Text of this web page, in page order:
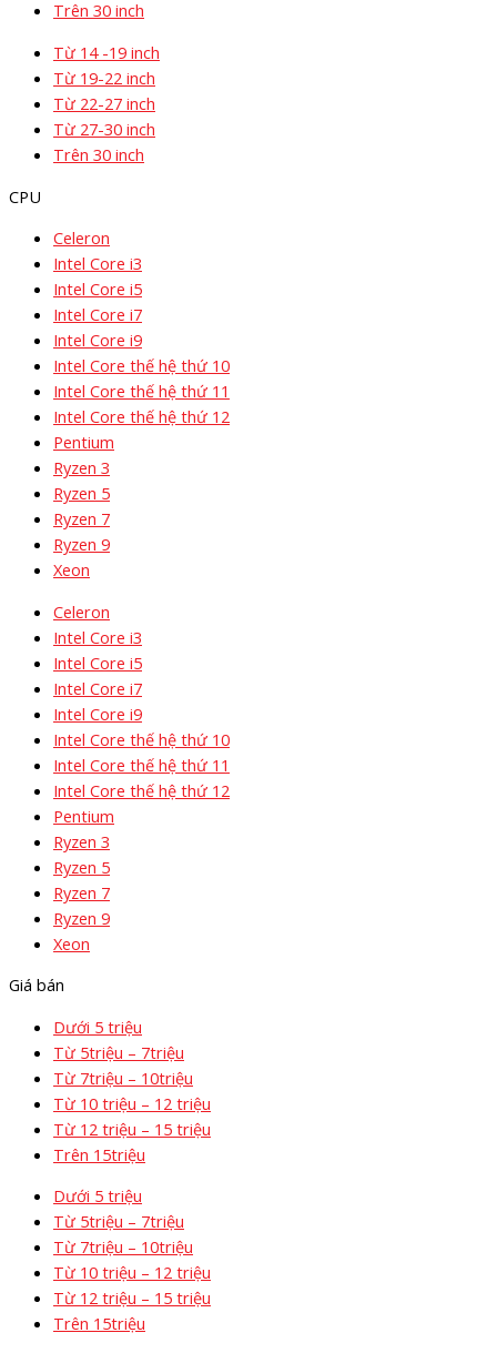
Trên 30 inch
Từ 14 -19 inch
Từ 19-22 inch
Từ 22-27 inch
Từ 27-30 inch
Trên 30 inch
CPU
Celeron
Intel Core i3
Intel Core i5
Intel Core i7
Intel Core i9
Intel Core thế hệ thứ 10
Intel Core thế hệ thứ 11
Intel Core thế hệ thứ 12
Pentium
Ryzen 3
Ryzen 5
Ryzen 7
Ryzen 9
Xeon
Celeron
Intel Core i3
Intel Core i5
Intel Core i7
Intel Core i9
Intel Core thế hệ thứ 10
Intel Core thế hệ thứ 11
Intel Core thế hệ thứ 12
Pentium
Ryzen 3
Ryzen 5
Ryzen 7
Ryzen 9
Xeon
Giá bán
Dưới 5 triệu
Từ 5triệu – 7triệu
Từ 7triệu – 10triệu
Từ 10 triệu – 12 triệu
Từ 12 triệu – 15 triệu
Trên 15triệu
Dưới 5 triệu
Từ 5triệu – 7triệu
Từ 7triệu – 10triệu
Từ 10 triệu – 12 triệu
Từ 12 triệu – 15 triệu
Trên 15triệu